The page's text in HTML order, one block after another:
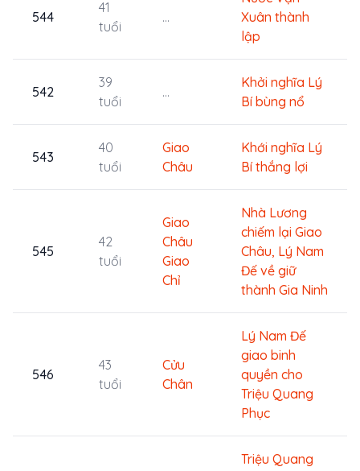
544
41
tuổi
...
Xuân thành
lập
542
39
tuổi
...
Khởi nghĩa Lý
Bí bùng nổ
543
40
tuổi
Giao
Châu
Khới nghĩa Lý
Bí thắng lợi
545
42
tuổi
Giao
Châu
Giao
Chỉ
Nhà Lương
chiếm lại Giao
Châu, Lý Nam
Đế về giữ
thành Gia Ninh
546
43
tuổi
Cửu
Chân
Lý Nam Đế
giao binh
quyền cho
Triệu Quang
Phục
Triệu Quang